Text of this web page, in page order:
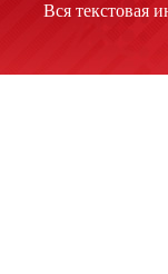
Вся текстовая